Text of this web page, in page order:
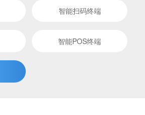
智能扫码终端
智能POS终端